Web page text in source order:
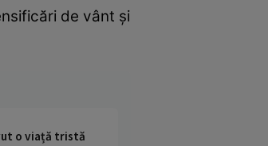
de vânt și
o viață tristă